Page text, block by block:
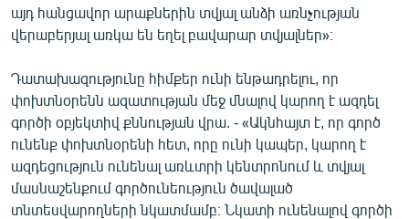
այդ հանցավոր արաքներին տվյալ անձի առնչության
վերաբերյալ առկա են եղել բավարար տվյալներ»։
Դատախազությունը հիմքեր ունի ենթադրելու, որ
փոխտնօրենն ազատության մեջ մնալով կարող է ազդել
գործի օբյեկտիվ քննության վրա. - «Ակնհայտ է, որ գործ
ունենք փոխտնօրենի հետ, որը ունի կապեր, կարող է
ազդեցություն ունենալ առևտրի կենտրոնում և տվյալ
մասնաշենքում գործունեություն ծավալած
տնտեսվարողների նկատմամբ։ Նկատի ունենալով գործի